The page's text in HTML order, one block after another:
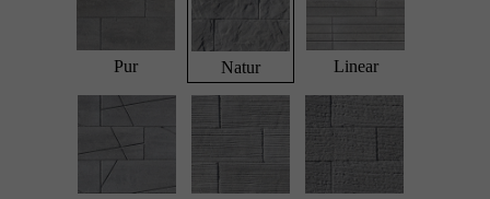
Pur Natur Linear